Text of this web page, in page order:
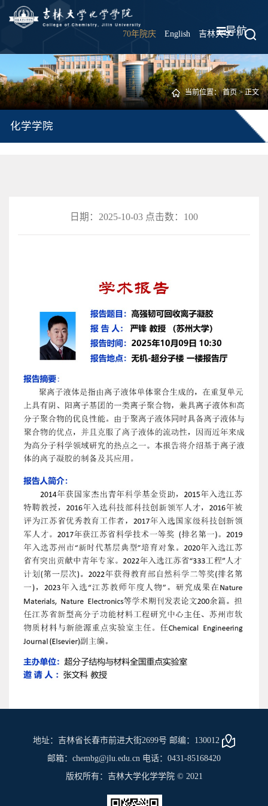
70年院庆 English 吉林大学 |
导航
当前位置：首页> 正文
化学学院
日期：2025-10-03 点击数： 100
地址：吉林省长春市前进大街2699号 邮编：130012
邮箱：chembg@jlu.edu.cn 电话：0431-85168420
版权所有：吉林大学化学学院 © 2021